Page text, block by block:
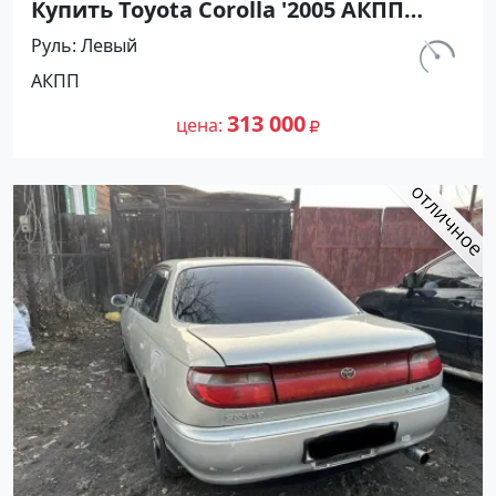
Купить Toyota Corolla '2005 АКПП
(1600/110 л.с.) Бензин инжектор
Курганинск цвет Серебристый Седан
по цене 313000 рублей, объявление
№27430 на сайте Авторынок23
км.
Руль Левый
АКПП
цена 313 000